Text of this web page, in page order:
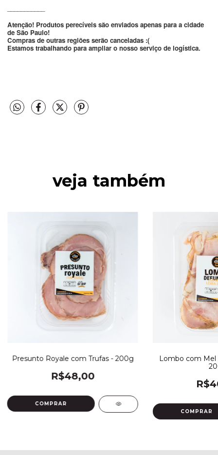
Atenção! Produtos perecíveis são enviados apenas para a cidade
de São Paulo!
Compras de outras regiões serão canceladas :(
Estamos trabalhando para ampliar o nosso serviço de logística.
veja também
Presunto Royale com Trufas - 200g
R$48,00
Lombo com